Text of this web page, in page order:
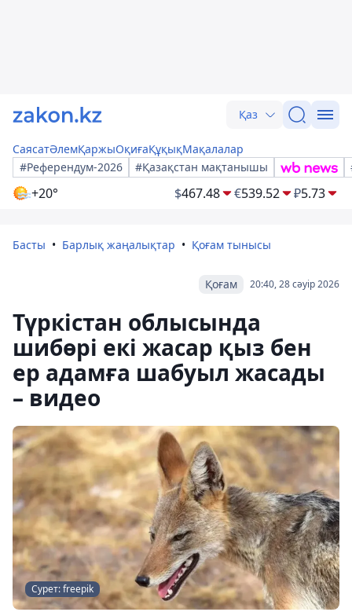
Қаз
СаясатӘлемҚаржыОқиғаҚұқықМақалалар
#Референдум-2026
#Қазақстан мақтанышы
+20° $467.48 €539.52 ₽5.73
Басты Барлық жаңалықтар Қоғам тынысы
20:40, 28 сәуір 2026
Қоғам
Түркістан облысында
шибөрі екі жасар қыз бен
ер адамға шабуыл жасады
– видео
Сурет: freepik